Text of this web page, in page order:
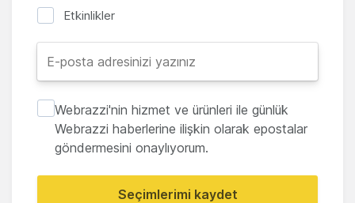
Etkinlikler
Webrazzi'nin hizmet ve ürünleri ile günlük
Webrazzi haberlerine ilişkin olarak epostalar
göndermesini onaylıyorum.
Seçimlerimi kaydet